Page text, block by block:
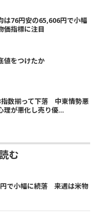
は76円安の65,606円で小幅
指標に注目
値をつけたか
指数揃って下落 中東情勢悪
理が悪化し売り優...
む
円で小幅に続落 来週は米物